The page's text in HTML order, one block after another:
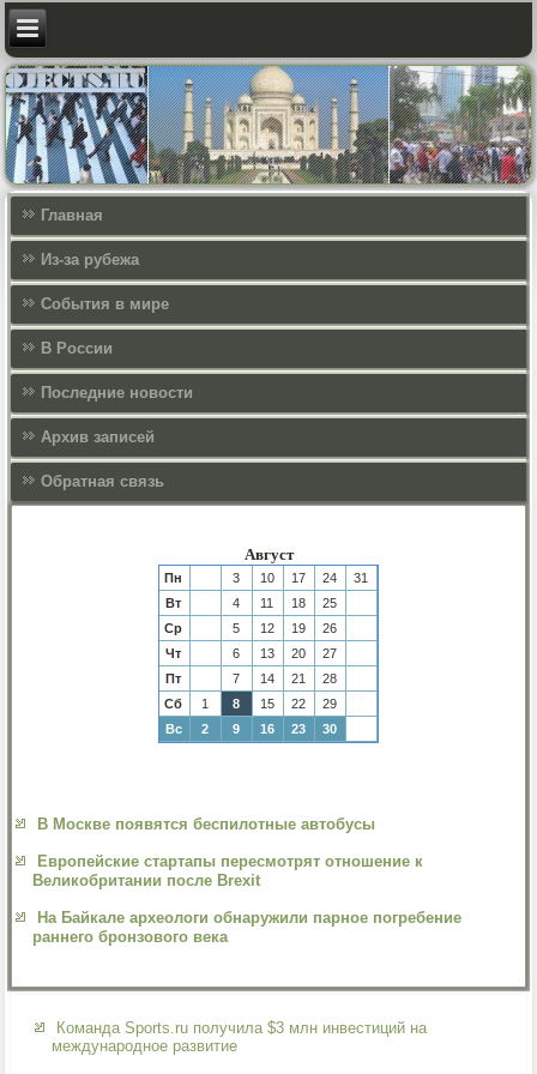
Главная
Из-за рубежа
События в мире
В России
Последние новости
Архив записей
Обратная связь
Август
Пн 3 10 17 24
31
Вт
4 11 18
25
Ср
5 12 19
26
Чт
6 13 20
27
Пт
7 14 21
28
Сб
1 8 15 22
29
Вс
2 9 16 23 30
В Москве появятся беспилотные автобусы
Европейские стартапы пересмотрят отношение к
Великобритании после Brexit
На Байкале археологи обнаружили парное погребение
раннего бронзового века
Команда Sports.ru получила $3 млн инвестиций на
международное развитие